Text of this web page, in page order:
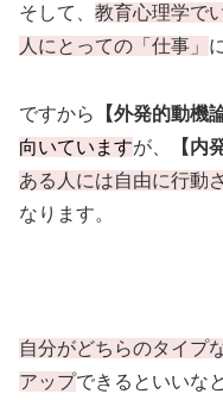
そして、 教育心理学で
人にとっての「仕事」
ですから 【外発的動機
向いていますが、 【内
ある人には自由に行動
なります。
自分がどちらのタイプ
アップできるといいな